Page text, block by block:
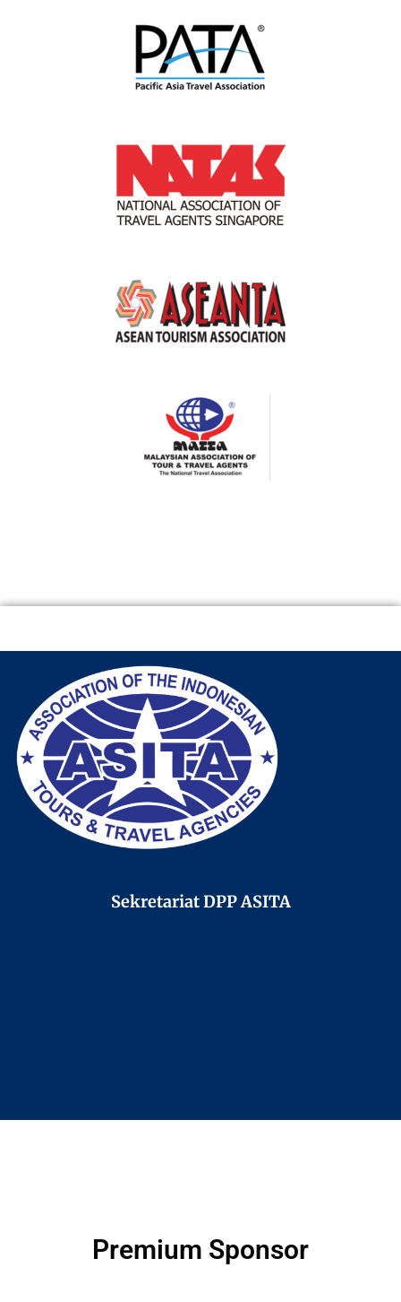
Sekretariat DPP ASITA
Premium Sponsor